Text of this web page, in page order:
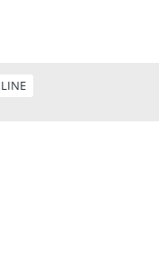
LINE